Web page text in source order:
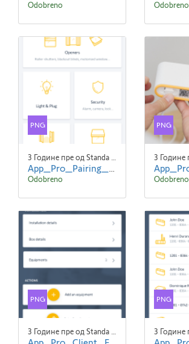
Odobreno Odobreno
PNG
3 Године пре од Standa Blaha
App_Pro_Pairing_Expert_EN_screen2.png
Odobreno
PNG
Odobreno
PNG
3 Године пре од Standa Blaha
PNG